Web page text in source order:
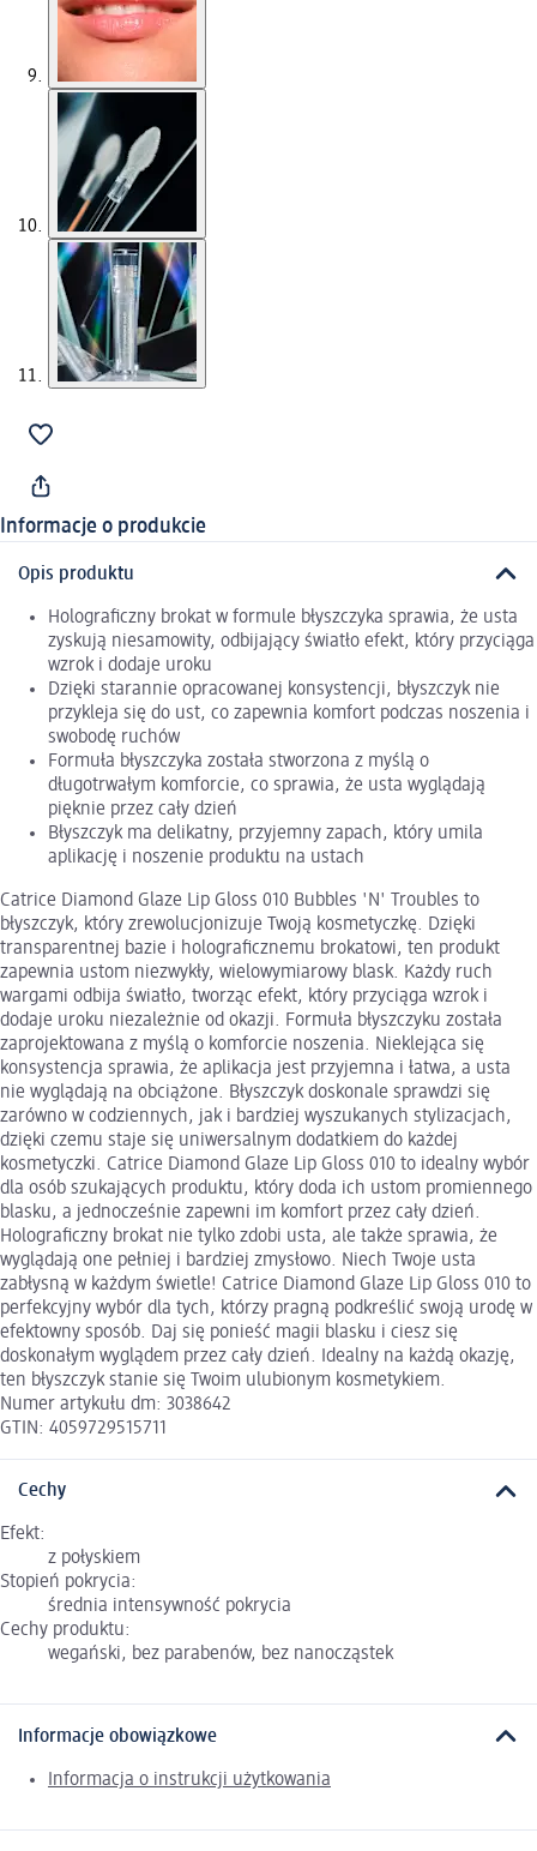
Informacje o produkcie
Opis produktu
Holograficzny brokat w formule błyszczyka sprawia, że usta
zyskują niesamowity, odbijający światło efekt, który przyciąga
wzrok i dodaje uroku
Dzięki starannie opracowanej konsystencji, błyszczyk nie
przykleja się do ust, co zapewnia komfort podczas noszenia i
swobodę ruchów
Formuła błyszczyka została stworzona z myślą o
długotrwałym komforcie, co sprawia, że usta wyglądają
pięknie przez cały dzień
Błyszczyk ma delikatny, przyjemny zapach, który umila
aplikację i noszenie produktu na ustach
Catrice Diamond Glaze Lip Gloss 010 Bubbles 'N' Troubles to
błyszczyk, który zrewolucjonizuje Twoją kosmetyczkę. Dzięki
transparentnej bazie i holograficznemu brokatowi, ten produkt
zapewnia ustom niezwykły, wielowymiarowy blask. Każdy ruch
wargami odbija światło, tworząc efekt, który przyciąga wzrok i
dodaje uroku niezależnie od okazji. Formuła błyszczyku została
zaprojektowana z myślą o komforcie noszenia. Nieklejąca się
konsystencja sprawia, że aplikacja jest przyjemna i łatwa, a usta
nie wyglądają na obciążone. Błyszczyk doskonale sprawdzi się
zarówno w codziennych, jak i bardziej wyszukanych stylizacjach,
dzięki czemu staje się uniwersalnym dodatkiem do każdej
kosmetyczki. Catrice Diamond Glaze Lip Gloss 010 to idealny wybór
dla osób szukających produktu, który doda ich ustom promiennego
blasku, a jednocześnie zapewni im komfort przez cały dzień.
Holograficzny brokat nie tylko zdobi usta, ale także sprawia, że
wyglądają one pełniej i bardziej zmysłowo. Niech Twoje usta
zabłysną w każdym świetle! Catrice Diamond Glaze Lip Gloss 010 to
perfekcyjny wybór dla tych, którzy pragną podkreślić swoją urodę w
efektowny sposób. Daj się ponieść magii blasku i ciesz się
doskonałym wyglądem przez cały dzień. Idealny na każdą okazję,
ten błyszczyk stanie się Twoim ulubionym kosmetykiem.
Numer artykułu dm: 3038642
GTIN: 4059729515711
Cechy
Efekt:
z połyskiem
Stopień pokrycia:
średnia intensywność pokrycia
Cechy produktu:
wegański, bez parabenów, bez nanocząstek
Informacje obowiązkowe
Informacja o instrukcji użytkowania